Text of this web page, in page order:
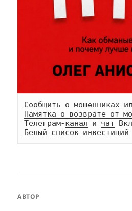
Сообщить о мошенниках
Памятка о возврате от
Телеграм-канал и чат
Белый список инвестиций
АВТОР